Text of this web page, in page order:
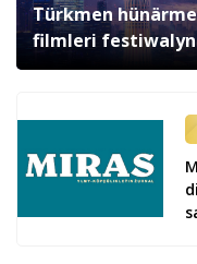
Türkmen
filmleri